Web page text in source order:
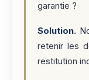
garantie ?
Solution.
retenir les
restitution